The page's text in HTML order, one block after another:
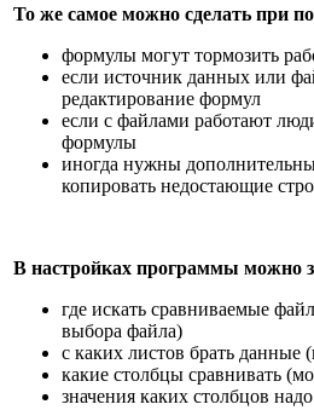
То же самое можно сделать при
формулы могут тормозить
если источник данных или
редактирование формул
если с файлами работают
формулы
иногда нужны
копировать недостающие
В настройках программы можно
где искать сравниваемые
выбора файла)
с каких листов брать
какие столбцы сравнивать
значения каких столбцов